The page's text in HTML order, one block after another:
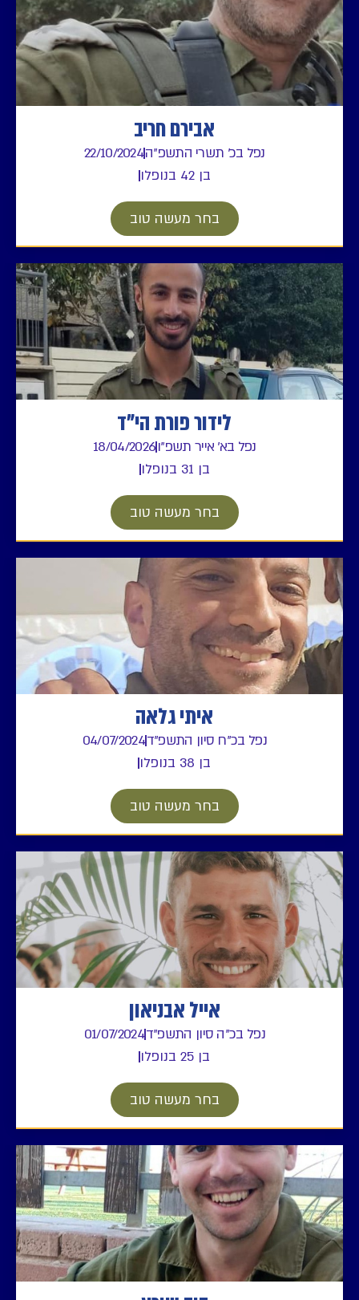
אבירם חריב
נפל בכ' תשרי התשפ"ה 22/10/2024
בחר מעשה טוב
לידור פורת הי"ד
נפל בא' אייר תשפ"ו18/04/2026
בחר מעשה טוב
איתי גלאה
נפל בכ"ח סיון התשפ"ד 04/07/2024
בחר מעשה טוב
אייל אבניאון
נפל בכ"ה סיון התשפ"ד 01/07/2024
בחר מעשה טוב